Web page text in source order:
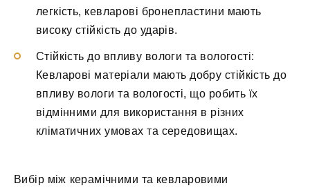
легкість, кевларові бронепластини мають
високу стійкість до ударів.
Стійкість до впливу вологи та вологості:
Кевларові матеріали мають добру стійкість до
впливу вологи та вологості, що робить їх
відмінними для використання в різних
кліматичних умовах та середовищах.
Вибір між керамічними та кевларовими